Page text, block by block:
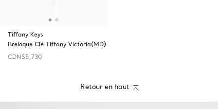
Tiffany Keys
Breloque Clé Tiffany Victoria(MD)
CDN$5,730
Retour en haut